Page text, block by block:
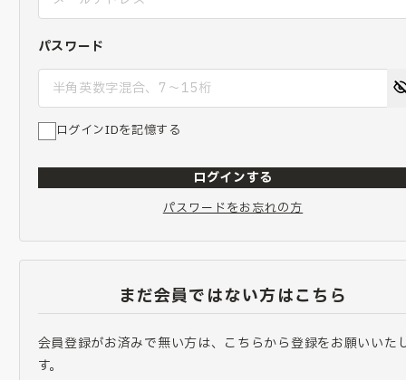
パスワード
ログインIDを記憶する
ログインする
パスワードをお忘れの方
まだ会員ではない方はこちら
会員登録がお済みで無い方は、こちらから登録をお願いいた
す。